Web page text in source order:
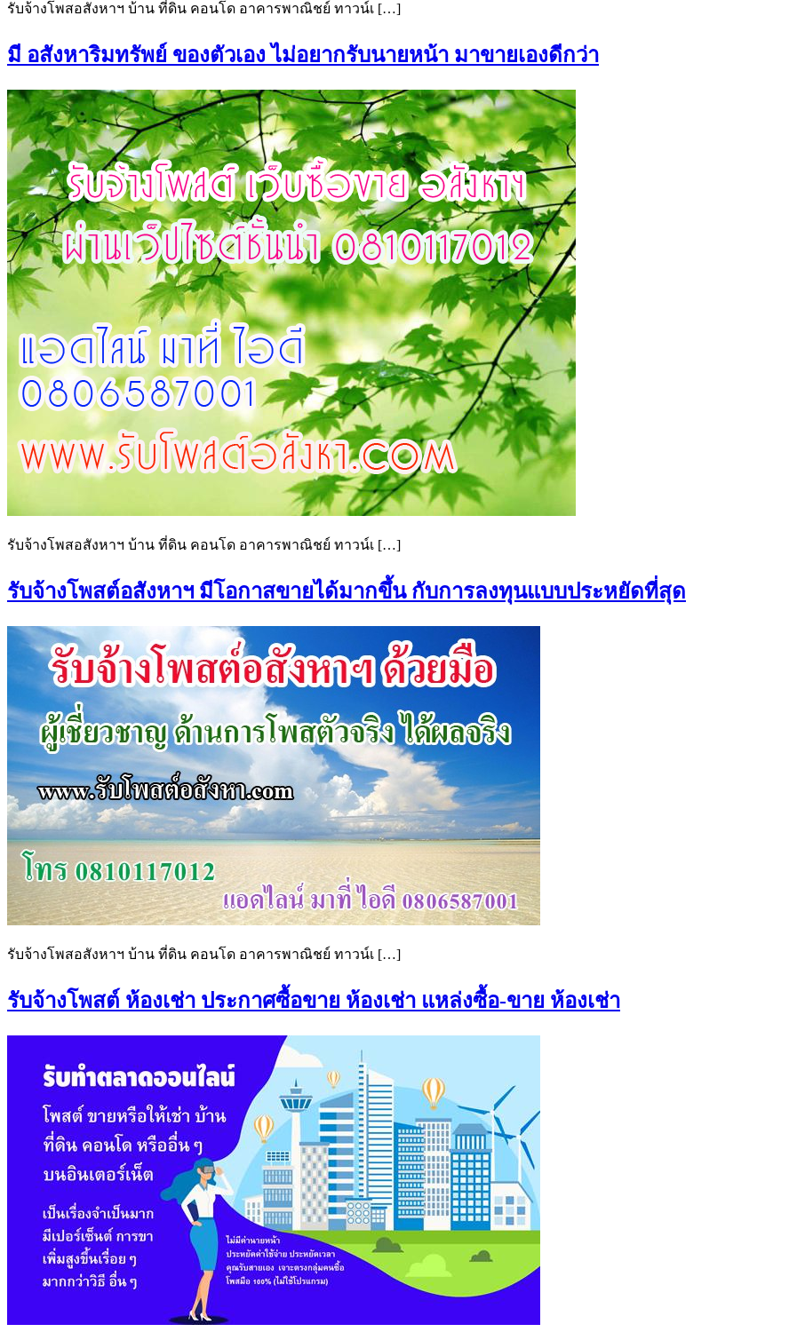
รับจ้างโพสอสังหาฯ บ้าน ที่ดิน คอนโด อาคารพาณิชย์ ทาวน์เ […]
มี อสังหาริมทรัพย์ ของตัวเอง ไม่อยากรับนายหน้า มาขายเองดีกว่า
รับจ้างโพสอสังหาฯ บ้าน ที่ดิน คอนโด อาคารพาณิชย์ ทาวน์เ […]
รับจ้างโพสต์อสังหาฯ มีโอกาสขายได้มากขึ้น กับการลงทุนแบบประหยัดที่สุด
รับจ้างโพสอสังหาฯ บ้าน ที่ดิน คอนโด อาคารพาณิชย์ ทาวน์เ […]
รับจ้างโพสต์ ห้องเช่า ประกาศซื้อขาย ห้องเช่า แหล่งซื้อ-ขาย ห้องเช่า